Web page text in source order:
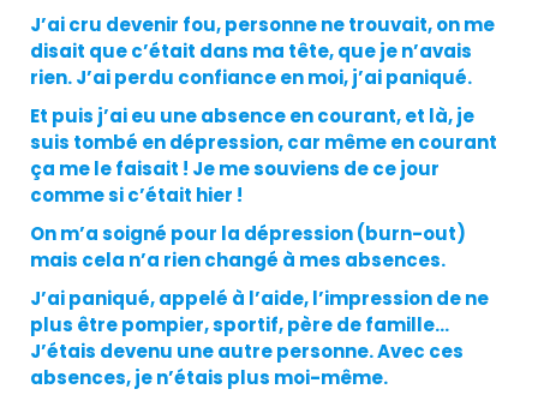
J’ai cru devenir fou, personne ne trouvait, on me
disait que c’était dans ma tête, que je n’avais
rien. J’ai perdu confiance en moi, j’ai paniqué.
Et puis j’ai eu une absence en courant, et là, je
suis tombé en dépression, car même en courant
ça me le faisait ! Je me souviens de ce jour
comme si c’était hier !
On m’a soigné pour la dépression (burn-out)
mais cela n’a rien changé à mes absences.
J’ai paniqué, appelé à l’aide, l’impression de ne
plus être pompier, sportif, père de famille…
J’étais devenu une autre personne. Avec ces
absences, je n’étais plus moi-même.